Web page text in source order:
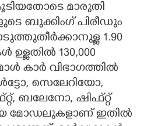
മാരുതി
ബുക്കിംഗ് പിരീഡും
1.90
130,000
കാർ വിഭാഗത്തിൽ
സെലേറിയോ,
ബലേനോ, ഷിഫ്റ്റ്
മോഡലുകളാണ് ഇതിൽ